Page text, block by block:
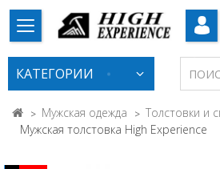
КАТЕГОРИИ
Мужская одежда
Толстовки и
Мужская толстовка High Experience